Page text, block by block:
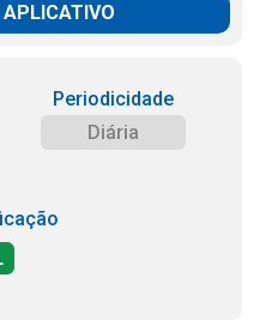
Periodicidade
Diária